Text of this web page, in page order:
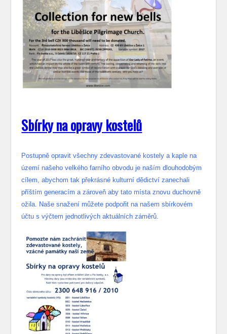
Sbírky na opravy kostelů
Postupně opravit všechny zdevastované kostely a kaple na
území našeho velkého farního obvodu je naším dlouhodobým
cílem, abychom tak překrásné kulturní dědictví zanechali
příštím generacím a zároveň aby tato místa znovu duchovně
ožila. Naše snažení můžete podpořit na našem sbírkovém
účtu s výčtem jednotlivých aktuálních záměrů.